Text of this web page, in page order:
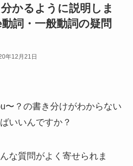
かるように説明しま
詞・一般動詞の疑問
年12月21日
〜？の書き分けがわからない
いいんですか？
な質問がよく寄せられま